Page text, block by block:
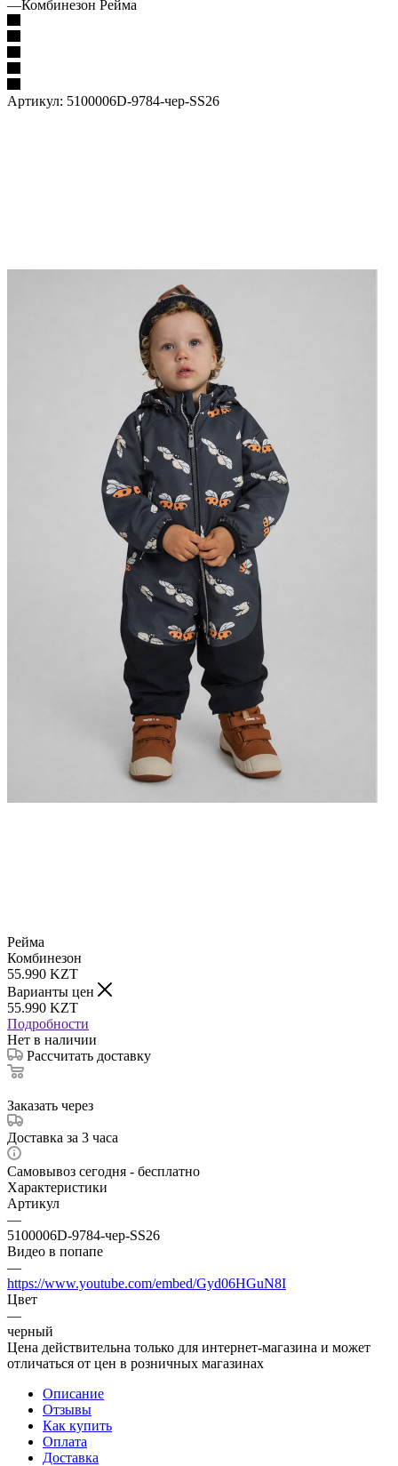
—Комбинезон Рейма
Артикул: 5100006D-9784-чер-SS26
Рейма
Комбинезон
55.990 KZT
Варианты цен
55.990 KZT
Подробности
Нет в наличии
Рассчитать доставку
Заказать через
Доставка за 3 часа
Самовывоз сегодня - бесплатно
Характеристики
Артикул
—
5100006D-9784-чер-SS26
Видео в попапе
—
https://www.youtube.com/embed/Gyd06HGuN8I
Цвет
—
черный
Цена действительна только для интернет-магазина и может
отличаться от цен в розничных магазинах
Описание
Отзывы
Как купить
Оплата
Доставка